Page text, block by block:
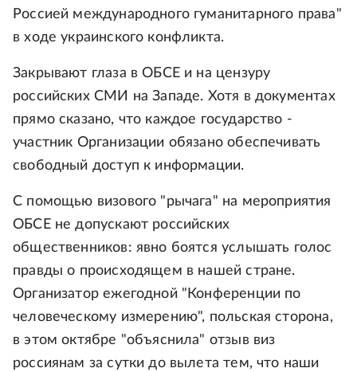
Россией международного гуманитарного права"
в ходе украинского конфликта.
Закрывают глаза в ОБСЕ и на цензуру
российских СМИ на Западе. Хотя в документах
прямо сказано, что каждое государство -
участник Организации обязано обеспечивать
свободный доступ к информации.
С помощью визового "рычага" на мероприятия
ОБСЕ не допускают российских
общественников: явно боятся услышать голос
правды о происходящем в нашей стране.
Организатор ежегодной "Конференции по
человеческому измерению", польская сторона,
в этом октябре "объяснила" отзыв виз
россиянам за сутки до вылета тем, что наши